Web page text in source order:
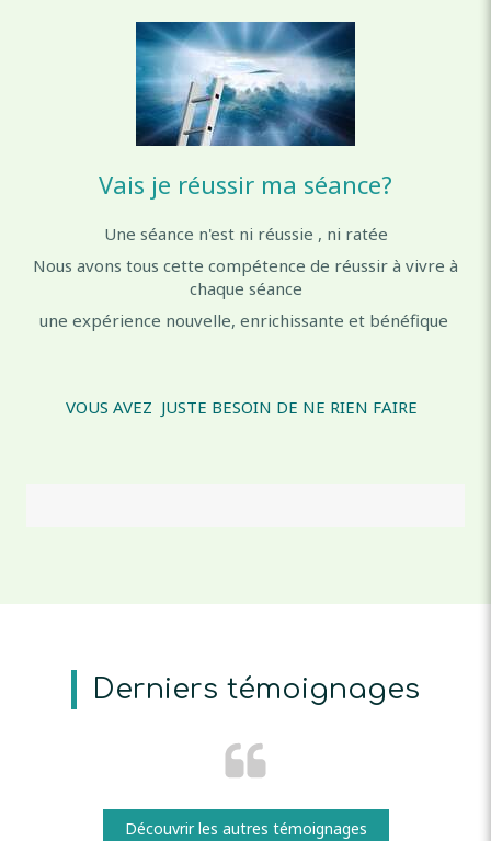
Vais je réussir ma séance?
Une séance n'est ni réussie , ni ratée
Nous avons tous cette compétence de réussir à vivre à
chaque séance
une expérience nouvelle, enrichissante et bénéfique
VOUS AVEZ JUSTE BESOIN DE NE RIEN FAIRE
Derniers témoignages
Découvrir les autres témoignages